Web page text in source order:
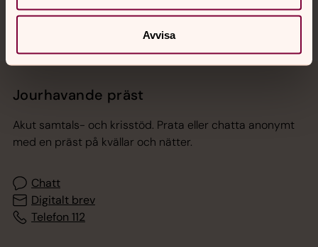
Avvisa
Jourhavande präst
Akut samtals- och krisstöd. Prata eller chatta anonymt
med en präst på kvällar och nätter.
Chatt
Digitalt brev
Telefon 112